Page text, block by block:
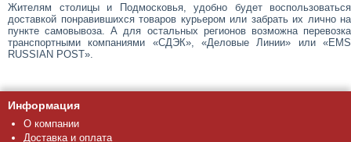
Жителям столицы и Подмосковья, удобно будет воспользоваться
доставкой понравившихся товаров курьером или забрать их лично на
пункте самовывоза. А для остальных регионов возможна перевозка
транспортными компаниями «СДЭК», «Деловые Линии» или «ЕМS
RUSSIAN POST».
Информация
О компании
Доставка и оплата